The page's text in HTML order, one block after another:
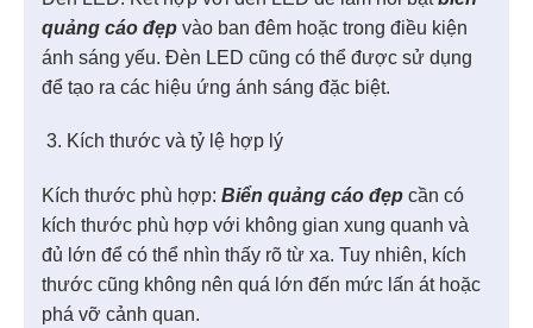
quảng cáo đẹp vào ban đêm hoặc trong điều kiện
ánh sáng yếu. Đèn LED cũng có thể được sử dụng
để tạo ra các hiệu ứng ánh sáng đặc biệt.
Kích thước và tỷ lệ hợp lý
Kích thước phù hợp: Biển quảng cáo đẹp cần có
kích thước phù hợp với không gian xung quanh và
đủ lớn để có thể nhìn thấy rõ từ xa. Tuy nhiên, kích
thước cũng không nên quá lớn đến mức lấn át hoặc
phá vỡ cảnh quan.